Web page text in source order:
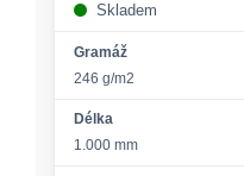
Skladem
Gramáž
246 g/m2
Délka
1.000 mm